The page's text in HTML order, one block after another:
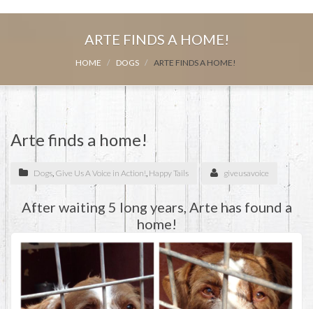
ARTE FINDS A HOME!
HOME DOGS ARTE FINDS A HOME!
Arte finds a home!
Dogs, Give Us A Voice in Action!, Happy Tails giveusavoice
After waiting 5 long years, Arte has found a
home!